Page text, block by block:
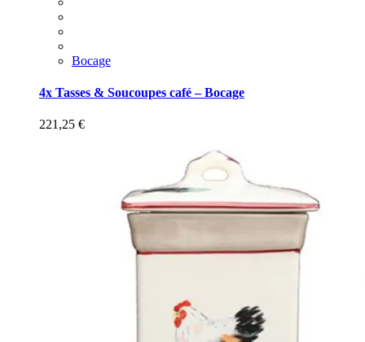
Bocage
4x Tasses & Soucoupes café – Bocage
221,25 €